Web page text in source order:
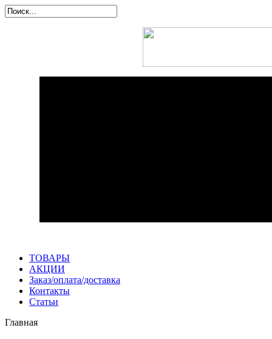
ТОВАРЫ
АКЦИИ
Заказ/оплата/доставка
Контакты
Статьи
Главная